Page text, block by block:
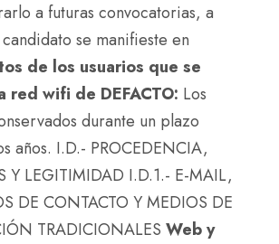
a futuras convocatorias, a
se manifieste en
de los usuarios que se
red wifi de DEFACTO: Los
durante un plazo
años. I.D.- PROCEDENCIA,
Y LEGITIMIDAD I.D.1.- E-MAIL,
DE CONTACTO Y MEDIOS DE
TRADICIONALES Web y